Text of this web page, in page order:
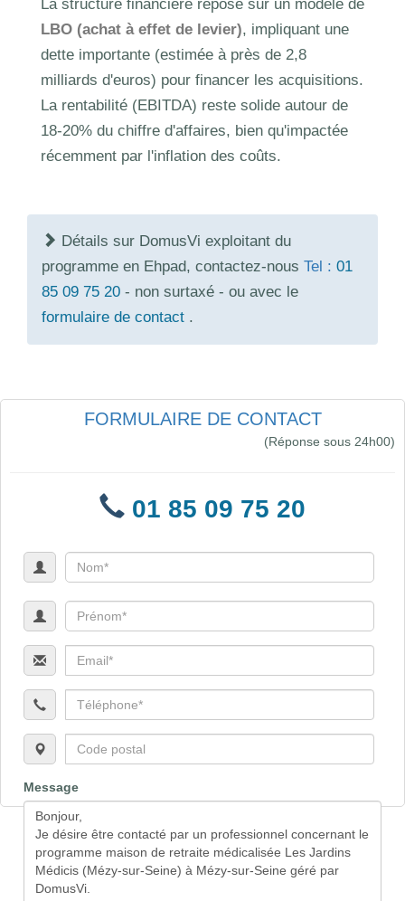
La structure financière repose sur un modèle de
LBO (achat à effet de levier), impliquant une
dette importante (estimée à près de 2,8
milliards d'euros) pour financer les acquisitions.
La rentabilité (EBITDA) reste solide autour de
18-20% du chiffre d'affaires, bien qu'impactée
récemment par l'inflation des coûts.
Détails sur DomusVi exploitant du
programme en Ehpad, contactez-nous Tel : 01
85 09 75 20 - non surtaxé - ou avec le
formulaire de contact .
FORMULAIRE DE CONTACT
(Réponse sous 24h00)
01 85 09 75 20
Message